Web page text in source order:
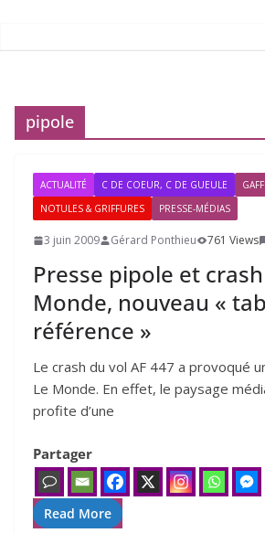
pipole
ACTUALITÉ C DE COEUR, C DE GUEULE
NOTULES & GRIFFURES
PRESSE-MÉDIAS
3 juin 2009 Gérard Ponthieu 761 Views
Presse pipole et
Monde, nouveau «
référence »
Le crash du vol AF 447 a pro­vo­qué
Le Monde. En effet, le pay­sage
pro­fite d’une
Partager
Read More